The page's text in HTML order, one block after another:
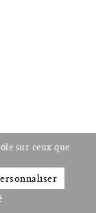
sur ceux que